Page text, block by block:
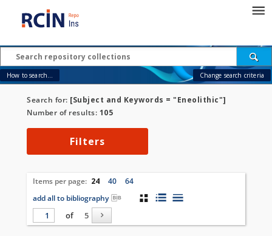
How to search... Change search criteria
Search for: [Subject and Keywords = "Eneolithic"]
Number of results: 105
Filters
Items per page: 24 40
64
add all to bibliography
of
5